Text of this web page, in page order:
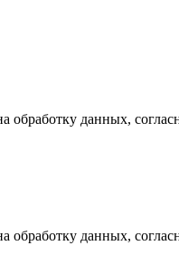
данных,
данных,